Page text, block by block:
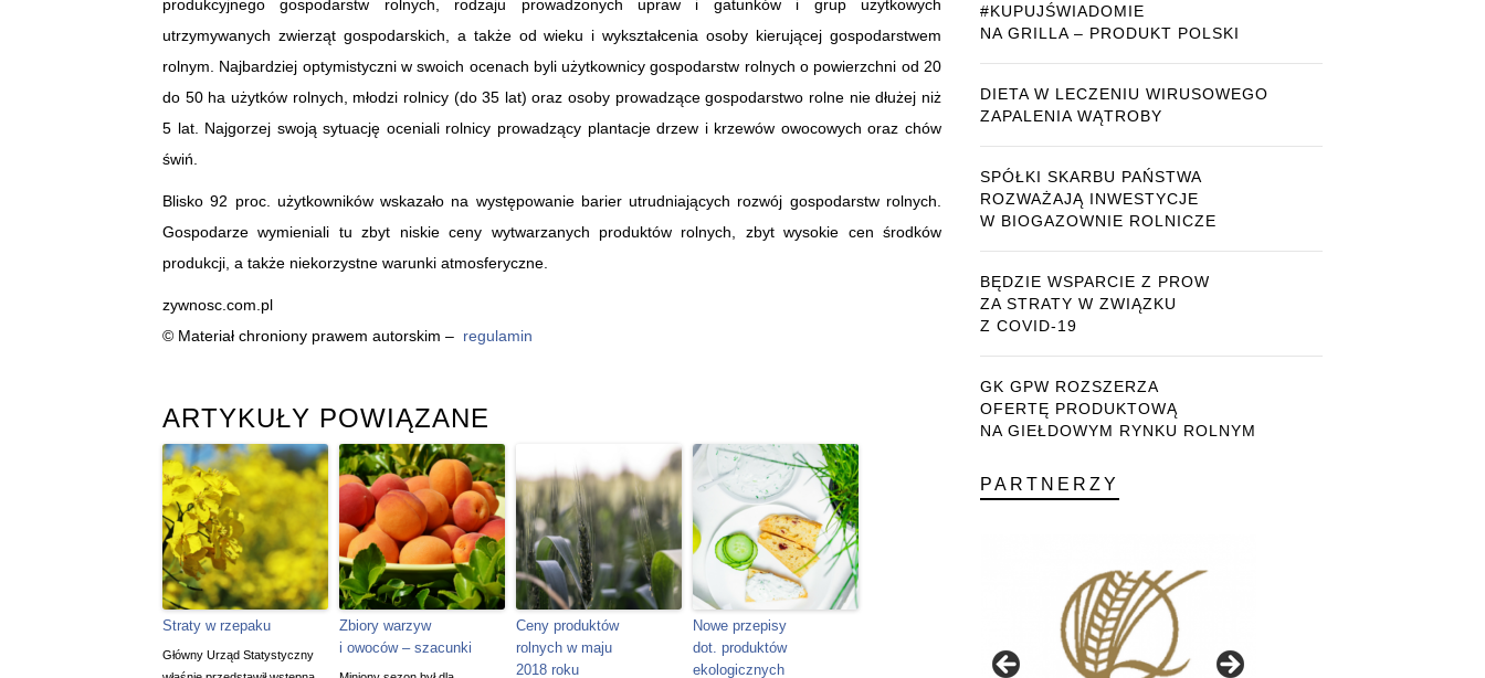
produkcyjnego gospodarstw rolnych, rodzaju prowadzonych upraw i gatunków i grup użytkowych
utrzymywanych zwierząt gospodarskich, a także od wieku i wykształcenia osoby kierującej gospodarstwem
rolnym. Najbardziej optymistyczni w swoich ocenach byli użytkownicy gospodarstw rolnych o powierzchni od 20
do 50 ha użytków rolnych, młodzi rolnicy (do 35 lat) oraz osoby prowadzące gospodarstwo rolne nie dłużej niż
5 lat. Najgorzej swoją sytuację oceniali rolnicy prowadzący plantacje drzew i krzewów owocowych oraz chów
świń.
Blisko 92 proc. użytkowników wskazało na występowanie barier utrudniających rozwój gospodarstw rolnych.
Gospodarze wymieniali tu zbyt niskie ceny wytwarzanych produktów rolnych, zbyt wysokie cen środków
produkcji, a także niekorzystne warunki atmosferyczne.
zywnosc.com.pl
© Materiał chroniony prawem autorskim – regulamin
ARTYKUŁY POWIĄZANE
Straty w rzepaku
Główny Urząd Statystyczny
Zbiory warzyw
i owoców – szacunki
Ceny produktów
rolnych w maju
2018 roku
Nowe przepisy
dot. produktów
ekologicznych
#KUPUJŚWIADOMIE
NA GRILLA – PRODUKT POLSKI
DIETA W LECZENIU WIRUSOWEGO
ZAPALENIA WĄTROBY
SPÓŁKI SKARBU PAŃSTWA
ROZWAŻAJĄ INWESTYCJE
W BIOGAZOWNIE ROLNICZE
BĘDZIE WSPARCIE Z PROW
ZA STRATY W ZWIĄZKU
Z COVID-19
GK GPW ROZSZERZA
OFERTĘ PRODUKTOWĄ
NA GIEŁDOWYM RYNKU ROLNYM
PARTNERZY